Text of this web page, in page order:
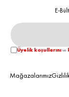
E-
Üyelik koşullarınıve
Mağazalarımız